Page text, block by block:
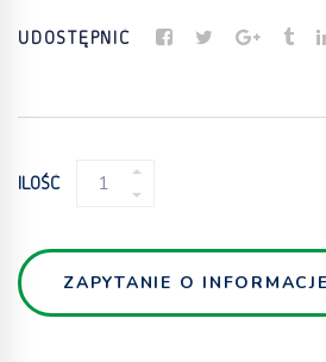
UDOSTĘPNIĆ
ILOŚĆ
MOKRY
ZAPYTANIE O INFORMACJE